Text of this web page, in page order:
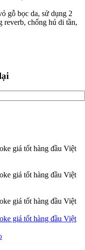
gỗ bọc da, sử dụng 2
reverb, chống hú di tần,